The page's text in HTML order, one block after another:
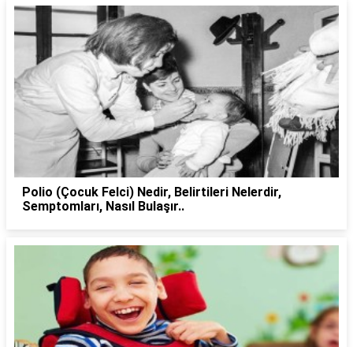
Polio (Çocuk Felci) Nedir, Belirtileri Nelerdir,
Semptomları, Nasıl Bulaşır..